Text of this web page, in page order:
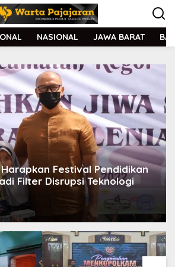
NASIONAL JAWA BARAT
Festival Pendidikan
Filter Disrupsi Teknologi